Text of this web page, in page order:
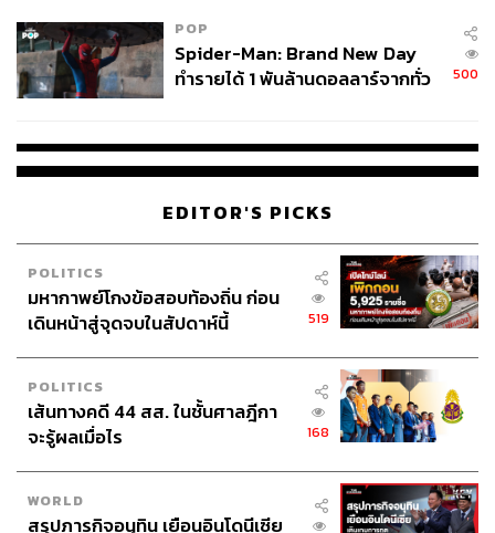
กลายเป็นนายทหารที่ประชาชนเมียนมาอยากจะสร้าง
อนุสาวรีย์ให้
POP
Spider-Man: Brand New Day
ทำรายได้ 1 พันล้านดอลลาร์จากทั่ว
500
EDITOR'S PICKS
POLITICS
มหากาพย์โกงข้อสอบท้องถิ่น ก่อน
เดินหน้าสู่จุดจบในสัปดาห์นี้
519
POLITICS
เส้นทางคดี 44 สส. ในชั้นศาลฎีกา
จะรู้ผลเมื่อไร
168
WORLD
สรุปภารกิจอนุทิน เยือนอินโดนีเซีย